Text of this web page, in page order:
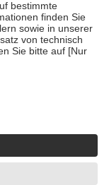
die von der
Bewertungen
künstlicher